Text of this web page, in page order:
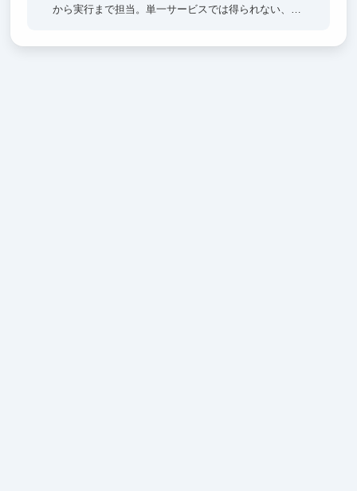
から実行まで担当。単一サービスでは得られない、汎